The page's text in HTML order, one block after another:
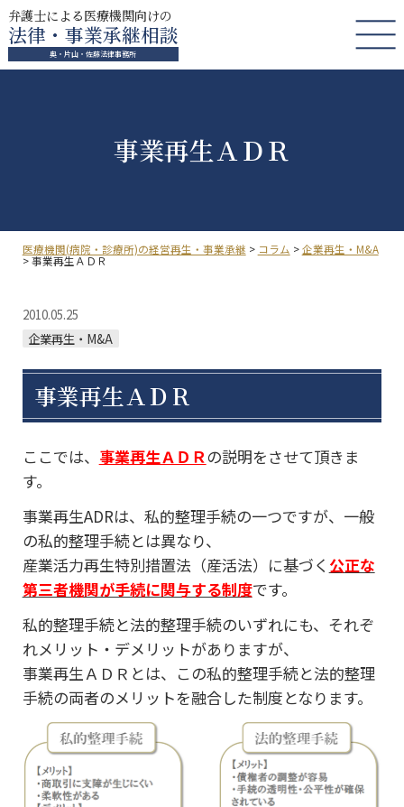
弁護士による医療機関向けの
法律・事業承継相談
奥・片山・佐藤法律事務所
事業再生ＡＤＲ
医療機関(病院・診療所)の経営再生・事業承継> コラム >企業再生・M&A
>事業再生ＡＤＲ
2010.05.25
企業再生・M&A
事業再生ＡＤＲ
ここでは、 事業再生ＡＤＲの説明をさせて頂きま
す。
事業再生ADRは、私的整理手続の一つですが、一般
の私的整理手続とは異なり、
産業活力再生特別措置法（産活法）に基づく 公正な
第三者機関が手続に関与する制度です。
私的整理手続と法的整理手続のいずれにも、それぞ
れメリット・デメリットがありますが、
事業再生ＡＤＲとは、この私的整理手続と法的整理
手続の両者のメリットを融合した制度となります。